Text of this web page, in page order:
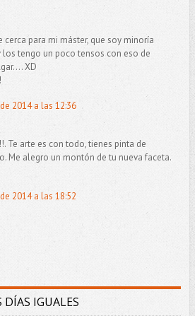
cerca para mi máster, que soy minoría
los tengo un poco tensos con eso de
XD
2014 a las 12:36
Te arte es con todo, tienes pinta de
Me alegro un montón de tu nueva faceta.
2014 a las 18:52
DÍAS IGUALES